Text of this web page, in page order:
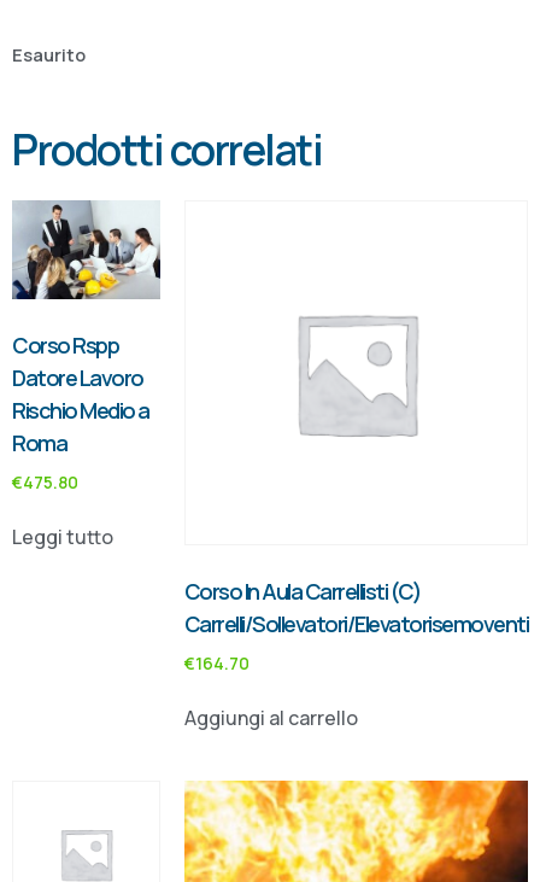
Esaurito
Prodotti correlati
Corso Rspp
Datore Lavoro
Rischio Medio a
Roma
€475.80
Leggi tutto
Corso In Aula Carrellisti (C)
Carrelli/Sollevatori/Elevatorisemoventi
€164.70
Aggiungi al carrello